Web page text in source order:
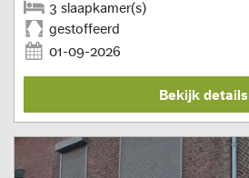
3 slaapkamer(s)
gestoffeerd
01-09-2026
Bekijk details